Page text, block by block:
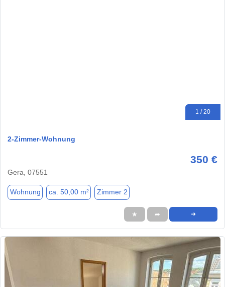
1 / 20
2-Zimmer-Wohnung
350 €
Gera, 07551
Wohnung ca. 50,00 m² Zimmer 2
★ ➦ ➜